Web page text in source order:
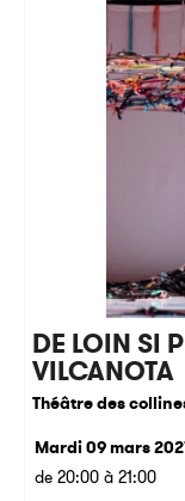
DE LOIN SI
VILCANOTA
Théâtre des
Mardi 09 mars
de 20:00 à 21:00